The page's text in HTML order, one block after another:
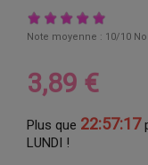
Note moyenne : 10/10
3,89 €
Plus que 22:57:16
LUNDI !